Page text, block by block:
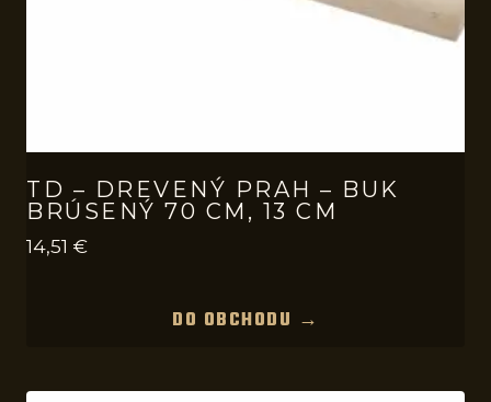
TD – DREVENÝ PRAH – BUK
BRÚSENÝ 70 CM, 13 CM
14,51 €
DO OBCHODU →